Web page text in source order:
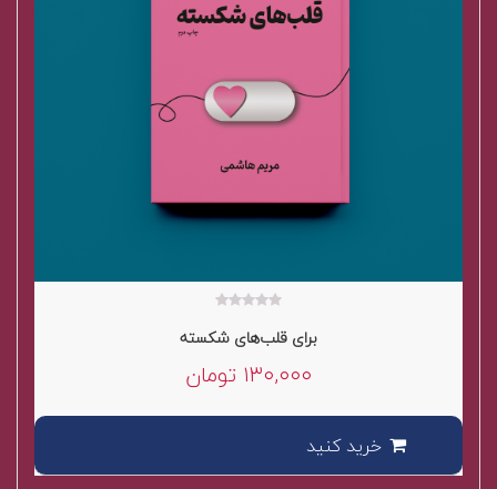
out
of
برای قلب‌های شکسته
۱۳۰,۰۰۰ تومان
خرید کنید